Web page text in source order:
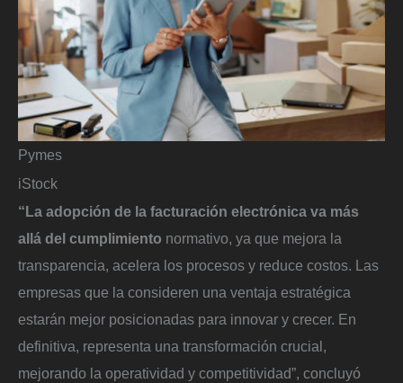
Pymes
iStock
“La adopción de la facturación electrónica va más
allá del cumplimiento normativo, ya que mejora la
transparencia, acelera los procesos y reduce costos. Las
empresas que la consideren una ventaja estratégica
estarán mejor posicionadas para innovar y crecer. En
definitiva, representa una transformación crucial,
mejorando la operatividad y competitividad”, concluyó